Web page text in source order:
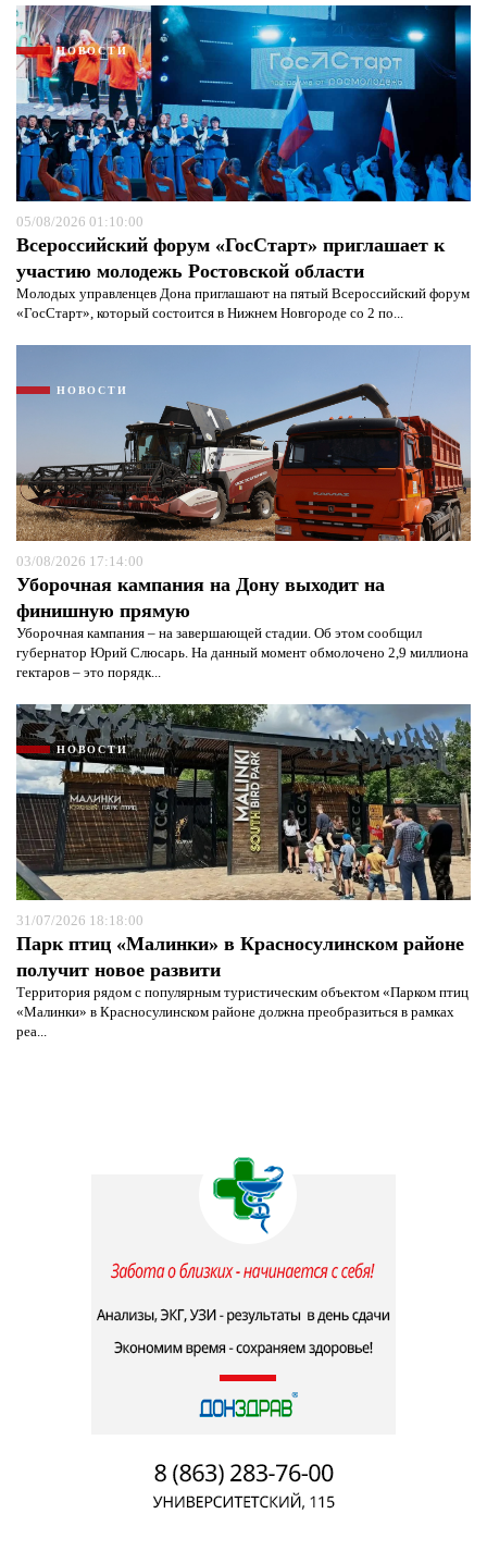
НОВОСТИ
05/08/2026 01:10:00
Всероссийский форум «ГосСтарт» приглашает к
участию молодежь Ростовской области
Молодых управленцев Дона приглашают на пятый Всероссийский форум
«ГосСтарт», который состоится в Нижнем Новгороде со 2 по...
НОВОСТИ
03/08/2026 17:14:00
Уборочная кампания на Дону выходит на
финишную прямую
Уборочная кампания – на завершающей стадии. Об этом сообщил
губернатор Юрий Слюсарь. На данный момент обмолочено 2,9 миллиона
гектаров – это порядк...
НОВОСТИ
31/07/2026 18:18:00
Парк птиц «Малинки» в Красносулинском районе
получит новое развити
Территория рядом с популярным туристическим объектом «Парком птиц
«Малинки» в Красносулинском районе должна преобразиться в рамках
реа...
Я согласен сполитикой конфиденциальности и
защиты информации*